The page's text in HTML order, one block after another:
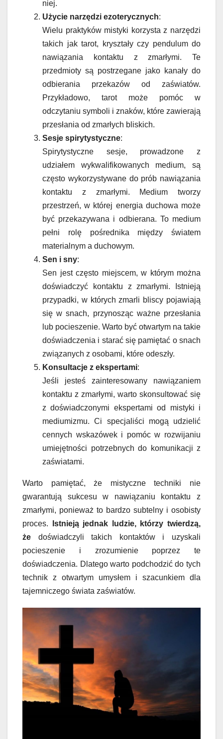
niej.
Użycie narzędzi ezoterycznych:
Wielu praktyków mistyki korzysta z narzędzi
takich jak tarot, kryształy czy pendulum do
nawiązania kontaktu z zmarłymi. Te
przedmioty są postrzegane jako kanały do
odbierania przekazów od zaświatów.
Przykładowo, tarot może pomóc w
odczytaniu symboli i znaków, które zawierają
przesłania od zmarłych bliskich.
Sesje spirytystyczne:
Spirytystyczne sesje, prowadzone z
udziałem wykwalifikowanych medium, są
często wykorzystywane do prób nawiązania
kontaktu z zmarłymi. Medium tworzy
przestrzeń, w której energia duchowa może
być przekazywana i odbierana. To medium
pełni rolę pośrednika między światem
materialnym a duchowym.
Sen i sny:
Sen jest często miejscem, w którym można
doświadczyć kontaktu z zmarłymi. Istnieją
przypadki, w których zmarli bliscy pojawiają
się w snach, przynosząc ważne przesłania
lub pocieszenie. Warto być otwartym na takie
doświadczenia i starać się pamiętać o snach
związanych z osobami, które odeszły.
Konsultacje z ekspertami:
Jeśli jesteś zainteresowany nawiązaniem
kontaktu z zmarłymi, warto skonsultować się
z doświadczonymi ekspertami od mistyki i
mediumizmu. Ci specjaliści mogą udzielić
cennych wskazówek i pomóc w rozwijaniu
umiejętności potrzebnych do komunikacji z
zaświatami.
Warto pamiętać, że mistyczne techniki nie
gwarantują sukcesu w nawiązaniu kontaktu z
zmarłymi, ponieważ to bardzo subtelny i osobisty
proces. Istnieją jednak ludzie, którzy twierdzą,
że doświadczyli takich kontaktów i uzyskali
pocieszenie i zrozumienie poprzez te
doświadczenia. Dlatego warto podchodzić do tych
technik z otwartym umysłem i szacunkiem dla
tajemniczego świata zaświatów.